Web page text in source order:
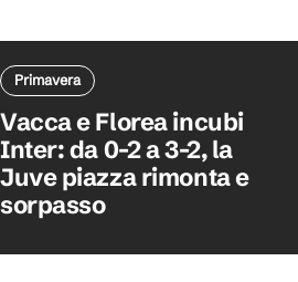
Primavera
Vacca e Florea incubi
Inter: da 0-2 a 3-2, la
Juve piazza rimonta e
sorpasso